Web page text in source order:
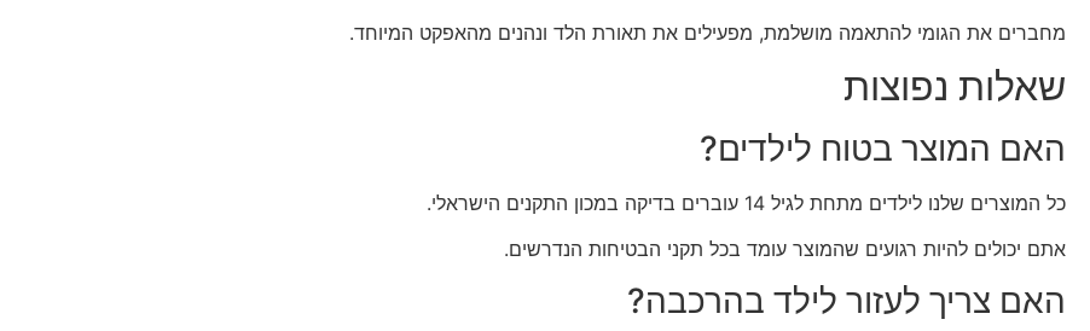
מחברים את הגומי להתאמה מושלמת, מפעילים את תאורת הלד ונהנים מהאפקט המיוחד.
שאלות נפוצות
האם המוצר בטוח לילדים?
כל המוצרים שלנו לילדים מתחת לגיל 14 עוברים בדיקה במכון התקנים הישראלי.
אתם יכולים להיות רגועים שהמוצר עומד בכל תקני הבטיחות הנדרשים.
האם צריך לעזור לילד בהרכבה?